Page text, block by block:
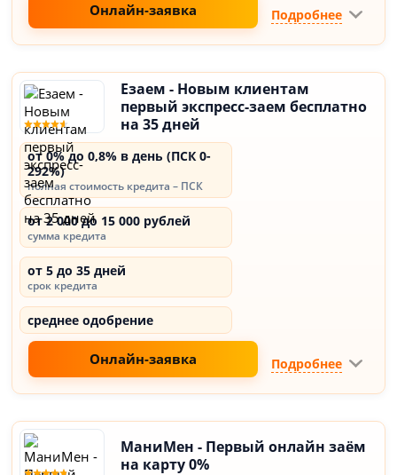
Онлайн-заявка Подробнее
Езаем - Новым клиентам
первый экспресс-заем бесплатно
на 35 дней
от 0% до 0,8% в день (ПСК 0-
292%)
полная стоимость кредита – ПСК
от 2 000 до 15 000 рублей
сумма кредита
от 5 до 35 дней
срок кредита
среднее одобрение
Онлайн-заявка Подробнее
МаниМен - Первый онлайн заём
на карту 0%